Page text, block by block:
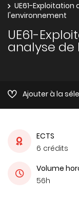
UE61-
l'environnement
UE61-
analyse
Ajouter à la
ECTS
6 crédits
Volume
56h